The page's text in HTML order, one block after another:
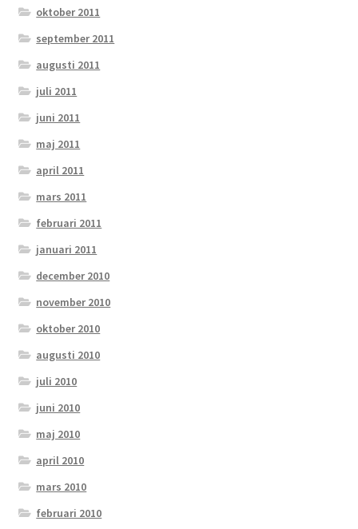
oktober 2011
september 2011
augusti 2011
juli 2011
juni 2011
maj 2011
april 2011
mars 2011
februari 2011
januari 2011
december 2010
november 2010
oktober 2010
augusti 2010
juli 2010
juni 2010
maj 2010
april 2010
mars 2010
februari 2010